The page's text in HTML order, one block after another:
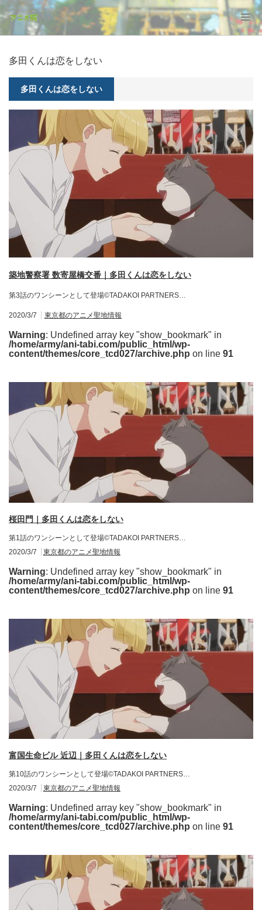
多田くんは恋をしない
多田くんは恋をしない
築地警察署 数寄屋橋交番｜多田くんは恋をしない
第3話のワンシーンとして登場©TADAKOI PARTNERS…
2020/3/7 東京都のアニメ聖地情報
Warning: Undefined array key "show_bookmark" in
/home/army/ani-tabi.com/public_html/wp-
content/themes/core_tcd027/archive.php on line 91
桜田門｜多田くんは恋をしない
第1話のワンシーンとして登場©TADAKOI PARTNERS…
2020/3/7
東京都のアニメ聖地情報
Warning: Undefined array key "show_bookmark" in
/home/army/ani-tabi.com/public_html/wp-
content/themes/core_tcd027/archive.php on line 91
富国生命ビル 近辺｜多田くんは恋をしない
第10話のワンシーンとして登場©TADAKOI PARTNERS…
2020/3/7
東京都のアニメ聖地情報
Warning: Undefined array key "show_bookmark" in
/home/army/ani-tabi.com/public_html/wp-
content/themes/core_tcd027/archive.php on line 91